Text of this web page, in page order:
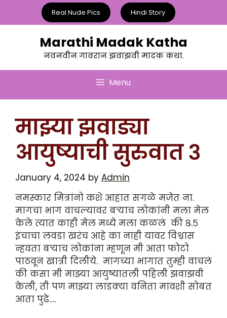
Real Nude Pics Hindi Story
Marathi Madak Katha
नवनवीन गावरान झवाझवी मादक कथा.
Menu
माझ्या झवाड्या
आयुष्याची सुरुवात ३
January 4, 2024 by Admin
नमस्कार मित्रांनो कशे आहात सगळे मजेत ना.
मागचा भाग वाचल्यावर बऱ्याच लोकांनी मला मेल
केले त्यात काही मेल मध्ये मला कळलं की ८.५
इंचाचा लवडा खरंच आहे का नाही यावर विश्वास
न्हवता बऱ्याच लोकांना म्हणून मी आता फोटो
पाठवून खात्री दिलीये. मागच्या भागात तुम्ही वाचलं
की कसा मी माझ्या आयुष्यातली पहिली झवाझवी
केली, ती पण माझ्या लाडक्या वनिता मावशी सोबत
आता पुढे….